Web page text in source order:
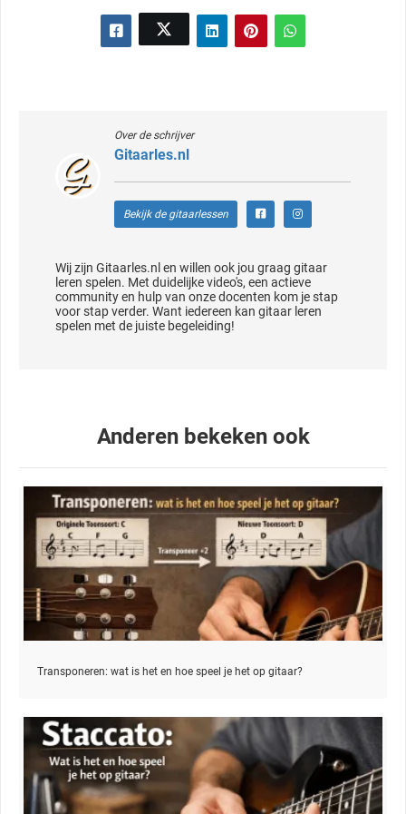
Over de schrijver
Gitaarles.nl
Bekijk de gitaarlessen
Wij zijn Gitaarles.nl en willen ook jou graag gitaar
leren spelen. Met duidelijke video's, een actieve
community en hulp van onze docenten kom je stap
voor stap verder. Want iedereen kan gitaar leren
spelen met de juiste begeleiding!
Anderen bekeken ook
Transponeren: wat is het en hoe speel je het op gitaar?